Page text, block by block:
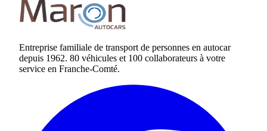
Entreprise familiale de transport de personnes en autocar
depuis 1962. 80 véhicules et 100 collaborateurs à votre
service en Franche-Comté.